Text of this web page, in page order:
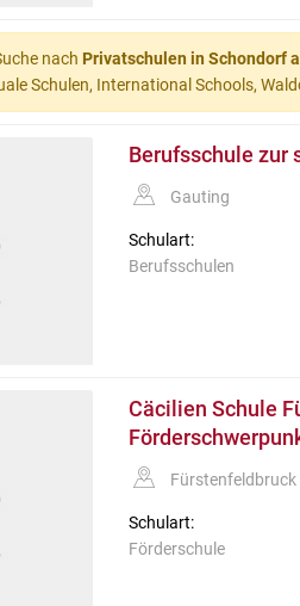
nach Privatschulen in Schondorf
Schulen, International Schools,
Berufsschule zur
Gauting
Schulart:
Berufsschulen
Cäcilien Schule
Fürstenfeldbruck
Schulart:
Förderschule